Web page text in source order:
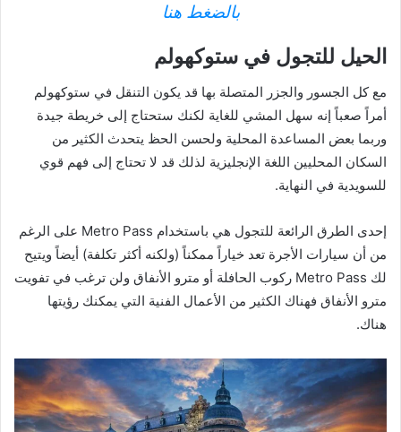
بالضغط هنا
الحيل للتجول في ستوكهولم
مع كل الجسور والجزر المتصلة بها قد يكون التنقل في ستوكهولم
أمراً صعباً إنه سهل المشي للغاية لكنك ستحتاج إلى خريطة جيدة
وربما بعض المساعدة المحلية ولحسن الحظ يتحدث الكثير من
السكان المحليين اللغة الإنجليزية لذلك قد لا تحتاج إلى فهم قوي
للسويدية في النهاية.
إحدى الطرق الرائعة للتجول هي باستخدام Metro Pass على الرغم
من أن سيارات الأجرة تعد خياراً ممكناً (ولكنه أكثر تكلفة) أيضاً ويتيح
لك Metro Pass ركوب الحافلة أو مترو الأنفاق ولن ترغب في تفويت
مترو الأنفاق فهناك الكثير من الأعمال الفنية التي يمكنك رؤيتها
هناك.